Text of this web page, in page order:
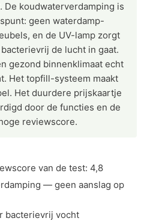
De koudwaterverdamping is
geen waterdamp-
en de UV-lamp zorgt
de lucht in gaat.
gezond binnenklimaat echt
Het topfill-systeem maakt
Het duurdere prijskaartje
door de functies en de
reviewscore.
van de test: 4,8
— geen aanslag op
bacterievrij vocht